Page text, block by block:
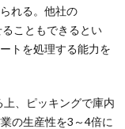
れる。他社の
こともできるとい
トを処理する能力を
、ピッキングで庫内
の生産性を3～4倍に